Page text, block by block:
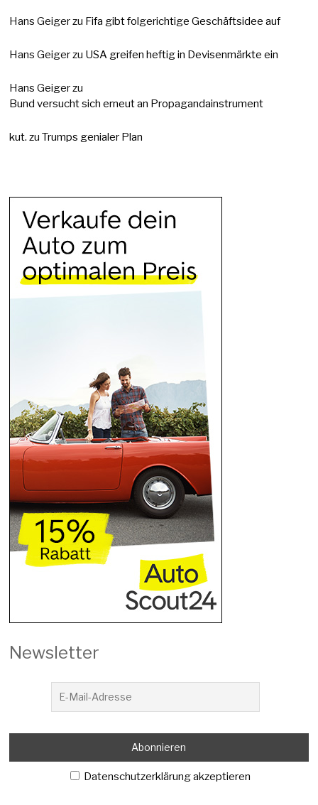
Hans Geigerzu Fifa gibt folgerichtige Geschäftsidee auf
Hans Geigerzu USA greifen heftig in Devisenmärkte ein
Hans Geigerzu
Bund versucht sich erneut an Propagandainstrument
kut. zuTrumps genialer Plan
Newsletter
Datenschutzerklärung akzeptieren